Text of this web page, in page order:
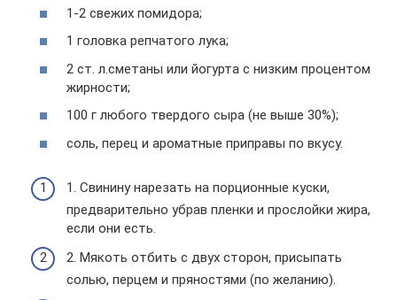
1-2 свежих помидора;
1 головка репчатого лука;
2 ст. л.сметаны или йогурта с низким процентом
жирности;
100 г любого твердого сыра (не выше 30%);
соль, перец и ароматные приправы по вкусу.
1. Свинину нарезать на порционные куски,
предварительно убрав пленки и прослойки жира,
если они есть.
2. Мякоть отбить с двух сторон, присыпать
солью, перцем и пряностями (по желанию).